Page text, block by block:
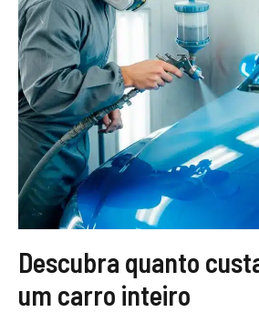
Descubra quanto
um carro inteiro